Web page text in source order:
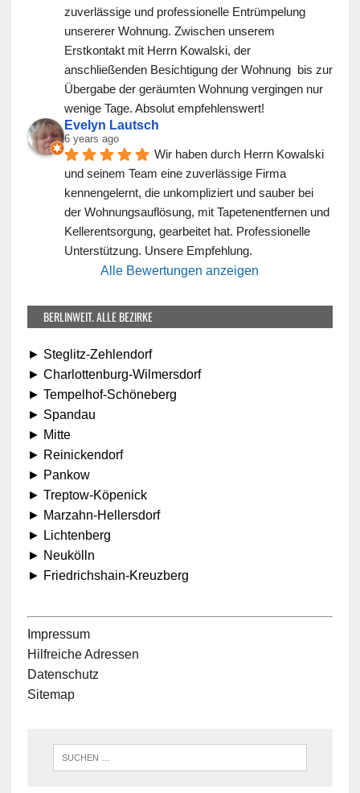
zuverlässige und professionelle Entrümpelung
unsererer Wohnung. Zwischen unserem
Erstkontakt mit Herrn Kowalski, der
anschließenden Besichtigung der Wohnung  bis zur
Übergabe der geräumten Wohnung vergingen nur
wenige Tage. Absolut empfehlenswert!
Evelyn Lautsch
6 years ago
Wir haben durch Herrn Kowalski
und seinem Team eine zuverlässige Firma
kennengelernt, die unkompliziert und sauber bei
der Wohnungsauflösung, mit Tapetenentfernen und
Kellerentsorgung, gearbeitet hat. Professionelle
Unterstützung. Unsere Empfehlung.
Alle Bewertungen anzeigen
BERLINWEIT. ALLE BEZIRKE
► Steglitz-Zehlendorf
► Charlottenburg-Wilmersdorf
► Tempelhof-Schöneberg
► Spandau
► Mitte
► Reinickendorf
► Pankow
► Treptow-Köpenick
► Marzahn-Hellersdorf
► Lichtenberg
► Neukölln
► Friedrichshain-Kreuzberg
Impressum
Hilfreiche Adressen
Datenschutz
Sitemap